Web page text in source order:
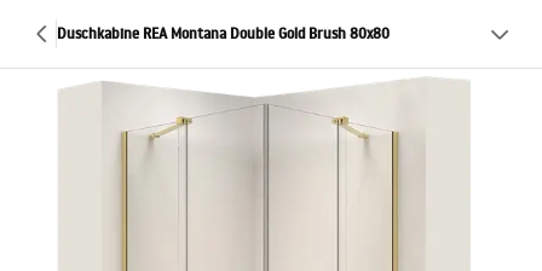
Duschkabine REA Montana Double Gold Brush 80x80